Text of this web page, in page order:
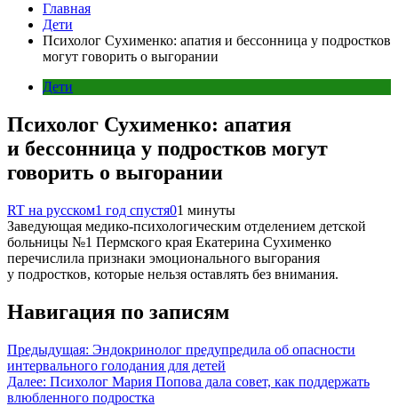
Главная
Дети
Психолог Сухименко: апатия и бессонница у подростков
могут говорить о выгорании
Дети
Психолог Сухименко: апатия
и бессонница у подростков могут
говорить о выгорании
RT на русском1 год спустя01 минуты
Заведующая медико-психологическим отделением детской
больницы №1 Пермского края Екатерина Сухименко
перечислила признаки эмоционального выгорания
у подростков, которые нельзя оставлять без внимания.
Навигация по записям
Предыдущая: Эндокринолог предупредила об опасности
интервального голодания для детей
Далее: Психолог Мария Попова дала совет, как поддержать
влюбленного подростка